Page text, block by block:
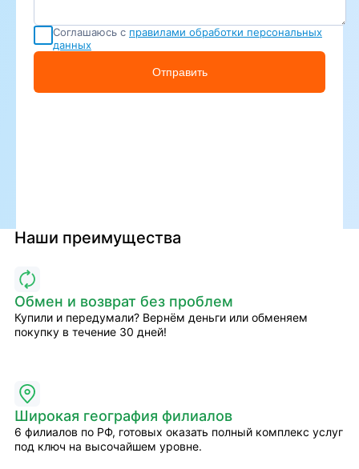
Соглашаюсь с правилами обработки персональных
данных
Отправить
Наши преимущества
Обмен и возврат без проблем
Купили и передумали? Вернём деньги или обменяем
покупку в течение 30 дней!
Широкая география филиалов
6 филиалов по РФ, готовых оказать полный комплекс услуг
под ключ на высочайшем уровне.